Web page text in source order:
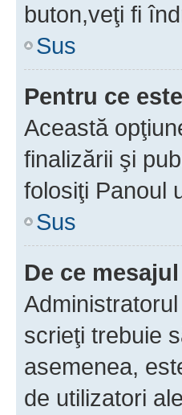
buton,veţi fi
Sus
Pentru ce
Această
finalizării şi
folosiţi Panoul
Sus
De ce
scrieţi trebuie
asemenea,
de utilizatori